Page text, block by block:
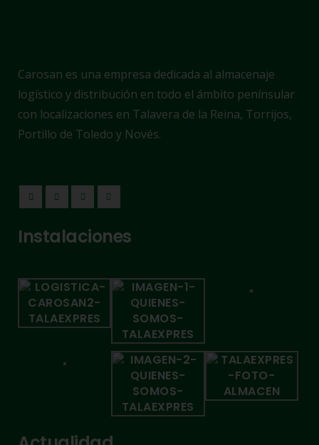
Carosan es una empresa dedicada al almacenaje
logístico y distribución en todo el ámbito penínsular
con localizaciones en Talavera de la Reina, Torrijos,
Portillo de Toledo y Novés.
Instalaciones